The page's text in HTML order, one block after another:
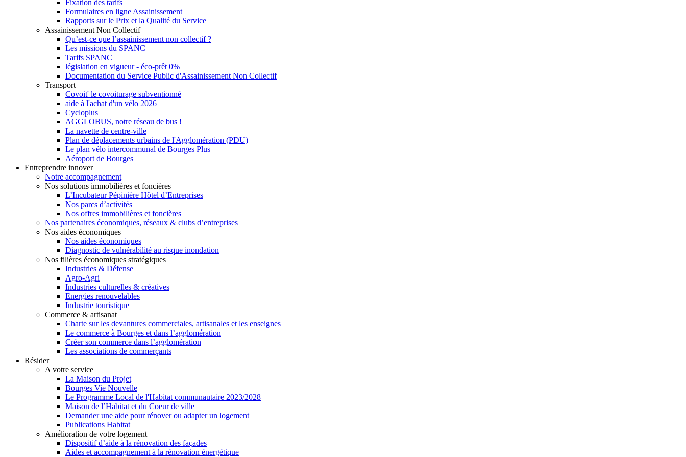
Fixation des tarifs
Formulaires en ligne Assainissement
Rapports sur le Prix et la Qualité du Service
Assainissement Non Collectif
Qu’est-ce que l’assainissement non collectif ?
Les missions du SPANC
Tarifs SPANC
législation en vigueur - éco-prêt 0%
Documentation du Service Public d'Assainissement Non Collectif
Transport
Covoit' le covoiturage subventionné
aide à l'achat d'un vélo 2026
Cycloplus
AGGLOBUS, notre réseau de bus !
La navette de centre-ville
Plan de déplacements urbains de l'Agglomération (PDU)
Le plan vélo intercommunal de Bourges Plus
Aéroport de Bourges
Entreprendre innover
Notre accompagnement
Nos solutions immobilières et foncières
L’Incubateur Pépinière Hôtel d’Entreprises
Nos parcs d’activités
Nos offres immobilières et foncières
Nos partenaires économiques, réseaux & clubs d’entreprises
Nos aides économiques
Nos aides économiques
Diagnostic de vulnérabilité au risque inondation
Nos filières économiques stratégiques
Industries & Défense
Agro-Agri
Industries culturelles & créatives
Energies renouvelables
Industrie touristique
Commerce & artisanat
Charte sur les devantures commerciales, artisanales et les enseignes
Le commerce à Bourges et dans l’agglomération
Créer son commerce dans l’agglomération
Les associations de commerçants
Résider
A votre service
La Maison du Projet
Bourges Vie Nouvelle
Le Programme Local de l'Habitat communautaire 2023/2028
Maison de l’Habitat et du Coeur de ville
Demander une aide pour rénover ou adapter un logement
Publications Habitat
Amélioration de votre logement
Dispositif d’aide à la rénovation des façades
Aides et accompagnement à la rénovation énergétique